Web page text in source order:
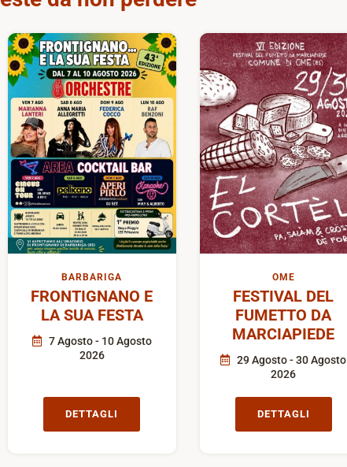
BARBARIGA
FRONTIGNANO E
LA SUA FESTA
7 Agosto - 10 Agosto
2026
DETTAGLI
OME
FESTIVAL DEL
FUMETTO DA
MARCIAPIEDE
29 Agosto - 30 Agosto
2026
DETTAGLI